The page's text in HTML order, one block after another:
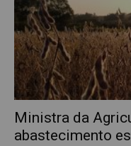
Ministra da
abastecimento